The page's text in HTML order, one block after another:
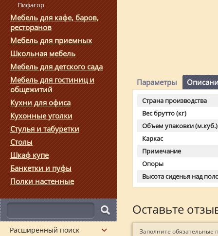
Пифагор
Мебель для кафе, баров,
ресторанов
Мебель для приемных
Школьная мебель
Мебель для детского сада
Мебель для гостиниц и
общежитий
Кухни для офиса
Кухонные уголки
Стулья и табуретки
Столы
Шкаф купе
Банкетки и пуфы
Полки настенные
Расширенный поиск
Параметры
Страна производства
Вес брутто (кг)
Объем упаковки (м.куб.)
Каркас
Примечание
Опоры
Высота сиденья над
Оставьте
Заполните обязательные